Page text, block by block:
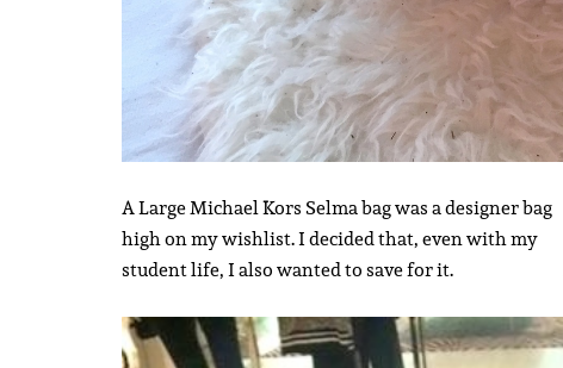
A Large Michael Kors Selma bag was a designer bag
high on my wishlist. I decided that, even with my
student life, I also wanted to save for it.